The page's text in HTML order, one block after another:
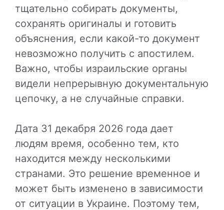
тщательно собирать документы,
сохранять оригиналы и готовить
объяснения, если какой-то документ
невозможно получить с апостилем.
Важно, чтобы израильские органы
видели непрерывную документальную
цепочку, а не случайные справки.
Дата 31 декабря 2026 года дает
людям время, особенно тем, кто
находится между несколькими
странами. Это решение временное и
может быть изменено в зависимости
от ситуации в Украине. Поэтому тем,